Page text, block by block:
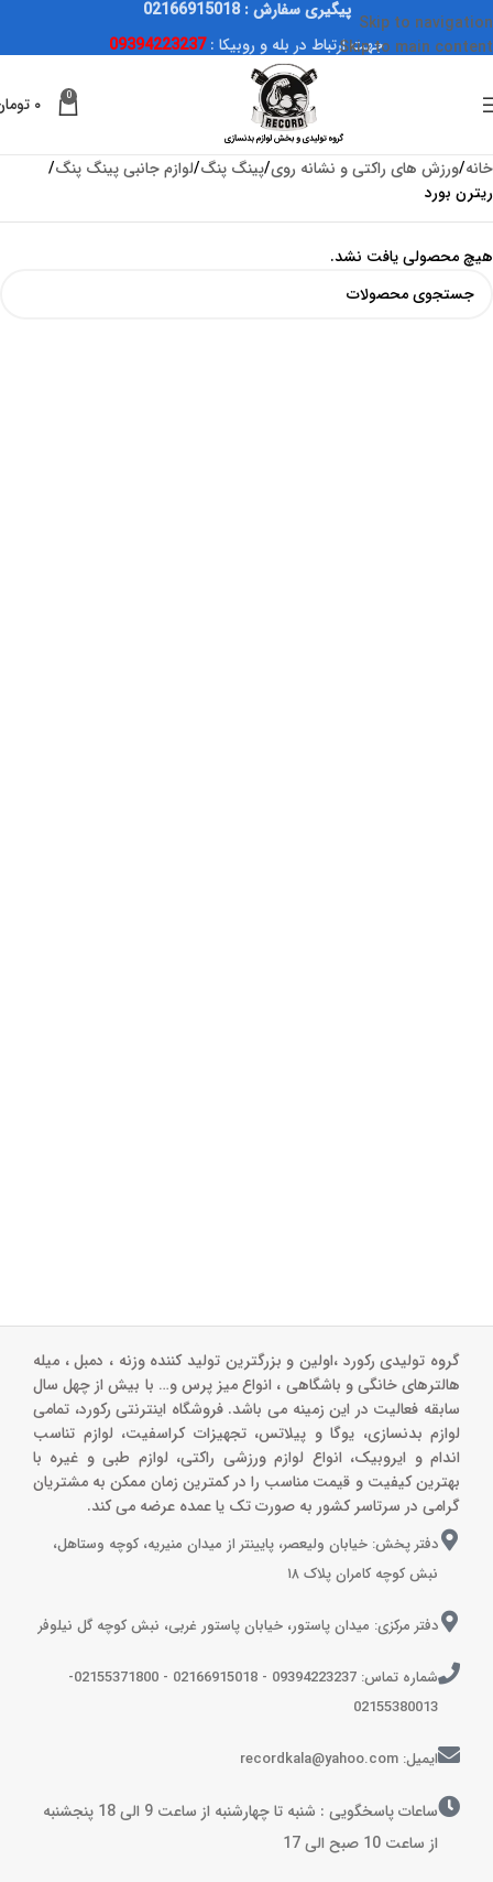
Skip to navigation
Skip to main content
پیگیری سفارش : 02166915018
جهت ارتباط در بله و روبیکا :09394223237
0 ۰
خانه ورزش های راکتی و نشانه روی پینگ پنگ لوازم جانبی پینگ پنگ
ریترن بورد
هیچ محصولی یافت نشد.
گروه تولیدی رکورد ،اولین و بزرگترین تولید کننده وزنه ، دمبل ، میله
هالترهای خانگی و باشگاهی ، انواع میز پرس و‌… با بیش از چهل سال
سابقه فعالیت در این زمینه می باشد. فروشگاه اینترنتی رکورد، تمامی
لوازم بدنسازی، یوگا و پیلاتس، تجهیزات کراسفیت، لوازم تناسب
اندام و ایروبیک، انواع لوازم ورزشی راکتی، لوازم طبی و غیره با
بهترین کیفیت و قیمت مناسب را در کمترین زمان ممکن به مشتریان
گرامی در سرتاسر کشور به صورت تک یا عمده عرضه می کند.
دفتر پخش: خیابان ولیعصر، پایینتر از میدان منیریه، کوچه وستاهل،
نبش کوچه کامران پلاک ۱۸
دفتر مرکزی: میدان پاستور، خیابان پاستور غربی، نبش کوچه گل نیلوفر
شماره تماس: 09394223237 - 02166915018 - 02155371800-
02155380013
ایمیل: recordkala@yahoo.com
ساعات پاسخگویی : شنبه تا چهارشنبه از ساعت 9 الی 18 پنجشنبه
از ساعت 10 صبح الی 17